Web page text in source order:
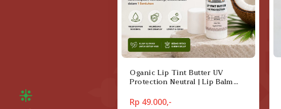
Oganic Lip Tint Butter UV
Protection Neutral | Lip Balm
Rp 49.000,-